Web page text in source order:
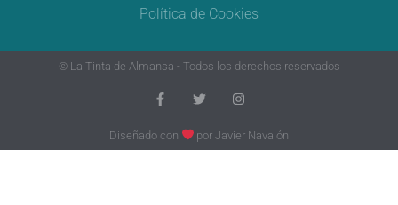
Política de Cookies
© La Tinta de Almansa - Todos los derechos reservados
Diseñado con porJavier Navalón